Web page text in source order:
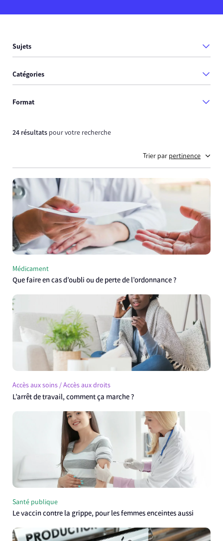
Sujets
Catégories
Format
24 résultats pour votre recherche
Trier par pertinence
Médicament
Que faire en cas d’oubli ou de perte de l’ordonnance ?
Accès aux soins / Accès aux droits
L’arrêt de travail, comment ça marche ?
Santé publique
Le vaccin contre la grippe, pour les femmes enceintes aussi